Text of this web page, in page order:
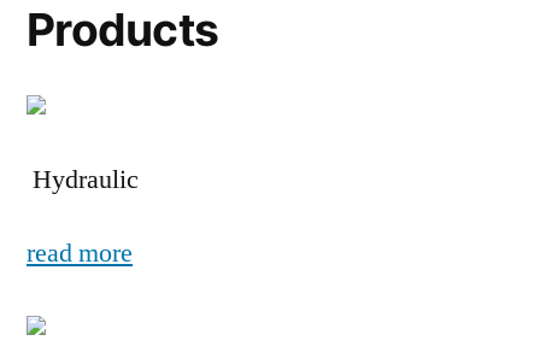
Products
Hydraulic
read more